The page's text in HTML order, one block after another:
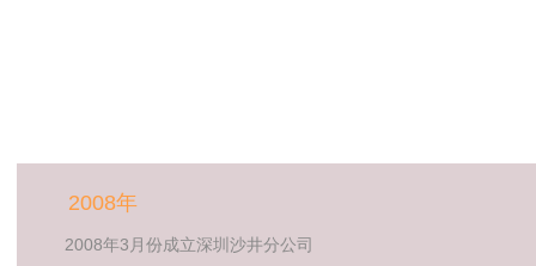
2008年
2008年3月份成立深圳沙井分公司